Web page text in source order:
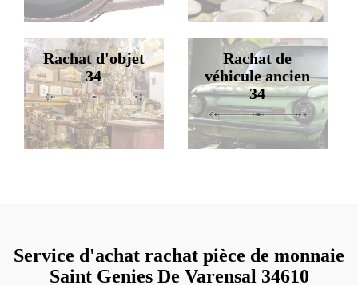
Rachat d'objet
34
Rachat de
véhicule ancien
34
Service d'achat rachat pièce de monnaie
Saint Genies De Varensal 34610